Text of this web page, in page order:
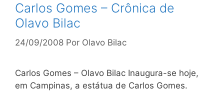
Carlos Gomes – Crônica de
Olavo Bilac
24/09/2008 Por Olavo Bilac
Carlos Gomes – Olavo Bilac Inaugura-se hoje,
em Campinas, a estátua de Carlos Gomes.